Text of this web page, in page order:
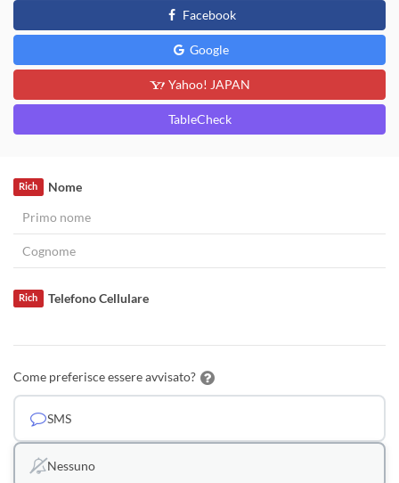
Facebook
Google
Yahoo! JAPAN
TableCheck
Nome
Rich
Telefono Cellulare
Rich
Come preferisce essere avvisato?
SMS
Nessuno